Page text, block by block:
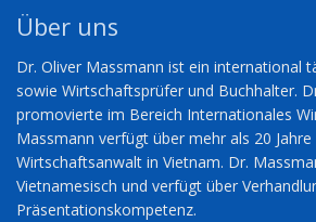
Über uns
Dr. Oliver Massmann ist ein international
sowie Wirtschaftsprüfer und Buchhalter.
promovierte im Bereich Internationales
Massmann verfügt über mehr als 20
Wirtschaftsanwalt in Vietnam. Dr.
Vietnamesisch und verfügt über
Präsentationskompetenz.